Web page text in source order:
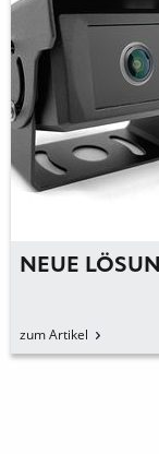
NEUE
zum Artikel